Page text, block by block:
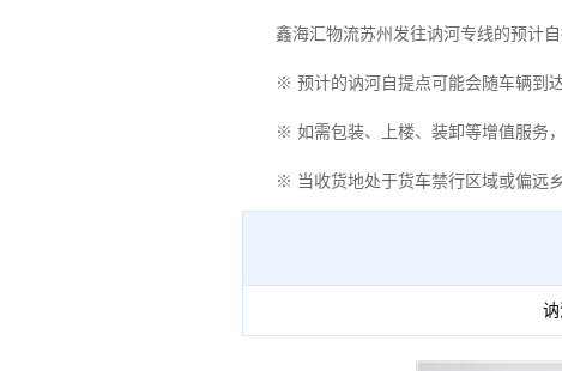
鑫海汇物流苏州发往讷河专线的预计自
※ 预计的讷河自提点可能会随车辆到达
※ 如需包装、上楼、装卸等增值服务，
※ 当收货地处于货车禁行区域或偏远乡